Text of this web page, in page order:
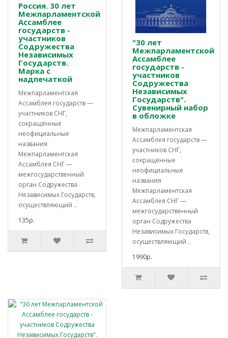
Россия. 30 лет
Межпарламентской
Ассамблее
государств -
участников
Содружества
Независимых
Государств.
Марка с
надпечаткой
Межпарламентская
Ассамблея государств —
участников СНГ,
сокращённые
неофициальные
названия
Межпарламентская
Ассамблея СНГ —
межгосударственный
орган Содружества
Независимых Государств,
осуществляющий ..
135р.
"30 лет
Межпарламентской
Ассамблее
государств -
участников
Содружества
Независимых
Государств".
Сувенирный набор
в обложке
Межпарламентская
Ассамблея государств —
участников СНГ,
сокращённые
неофициальные
названия
Межпарламентская
Ассамблея СНГ —
межгосударственный
орган Содружества
Независимых Государств,
осуществляющий ..
1990р.